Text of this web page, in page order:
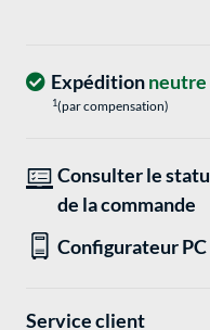
Expéditionneutre
1(par compensation)
Consulter le
de la commande
Configurateur PC
Service client